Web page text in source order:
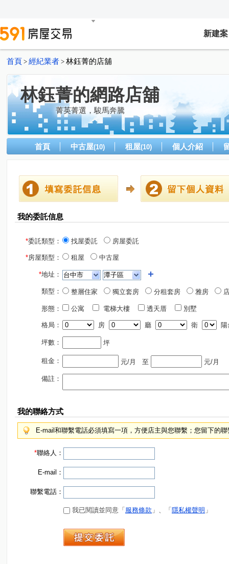
新建案
首頁 > 經紀業者 > 林鈺菁的店舖
林鈺菁的網路店舖
菁英菁選，駿馬奔騰
首頁 中古屋(10) 租屋(10) 個人介紹
我的委託信息
*委託類型： 找屋委託 房屋委託
*房屋類型： 租屋 中古屋
*地址：
類型： 整層住家 獨立套房 分租套房 雅房
形態： 公寓 電梯大樓 透天厝 別墅
格局： 房 廳 衛 陽
坪數： 坪
租金： 元/月 至 元/月
備註：
我的聯絡方式
E-mail和聯繫電話必須填寫一項，方便店主與您聯繫；您留下的
*聯絡人：
E-mail：
聯繫電話：
我已閱讀並同意「 服務條款 」、「 隱私權聲明 」